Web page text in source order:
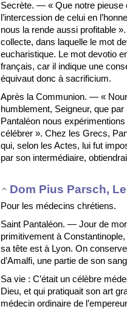
Secrète. — « Que notre pieuse
l’intercession de celui en
nous la rende aussi profitable
collecte, dans laquelle le mot
eucharistique. Le mot devotio
français, car il indique une
équivaut donc à sacrificium.
Après la Communion. — «
humblement, Seigneur, que
Pantaléon nous
célébrer ». Chez les Grecs,
qui, selon les Actes, lui fut
par son intermédiaire,
Dom Pius Parsch,
Pour les médecins chrétiens.
Saint Pantaléon. — Jour de
primitivement à
sa tête est à Lyon. On
d’Amalfi, une partie de son
Sa vie : C’était un célèbre
Dieu, et qui pratiquait son art
médecin ordinaire de